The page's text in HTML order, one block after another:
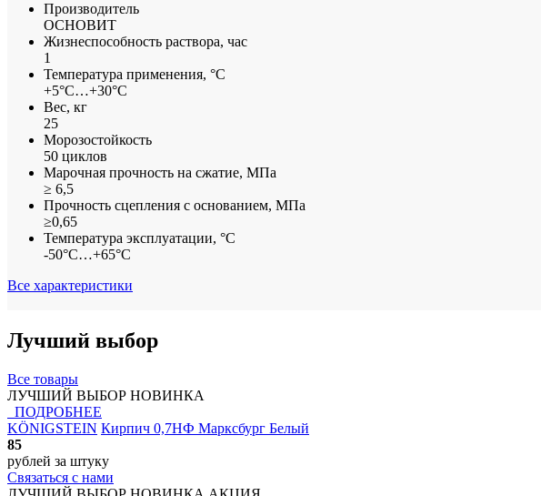
Производитель
ОСНОВИТ
Жизнеспособность раствора, час
1
Температура применения, °С
+5°С…+30°С
Вес, кг
25
Морозостойкость
50 циклов
Марочная прочность на сжатие, МПа
≥ 6,5
Прочность сцепления с основанием, МПа
≥0,65
Температура эксплуатации, °С
-50°С…+65°С
Все характеристики
Лучший выбор
Все товары
ЛУЧШИЙ ВЫБОР НОВИНКА
ПОДРОБНЕЕ
KÖNIGSTEIN Кирпич 0,7НФ Марксбург Белый
85
рублей за штуку
Связаться с нами